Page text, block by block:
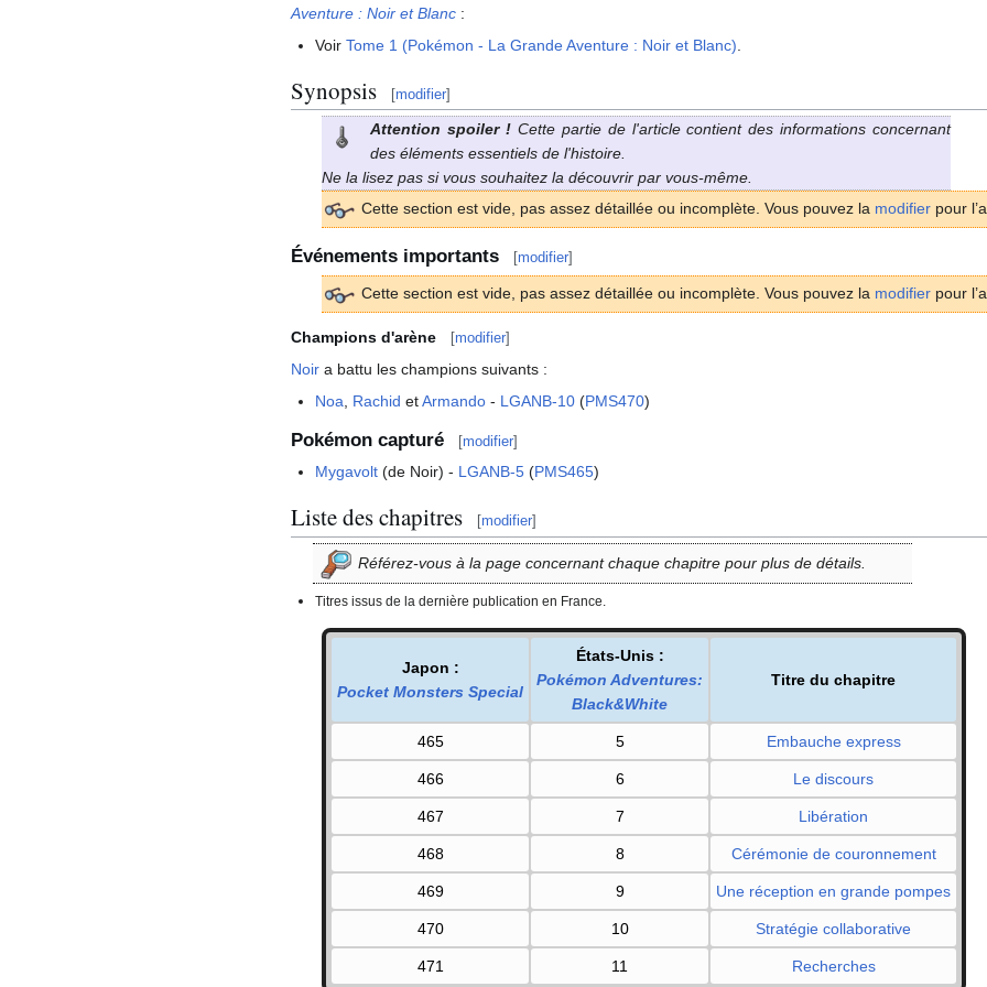
Aventure : Noir et Blanc :
VoirTome 1 (Pokémon - La Grande Aventure : Noir et Blanc)
Synopsis [modifier]
Attention spoiler !Cette partie de l'article contient des informations concernant
des éléments essentiels de l'histoire.
Ne la lisez pas si vous souhaitez la découvrir par vous-même.
Cette section est vide, pas assez détaillée ou incomplète. Vous pouvez la modifier pour
Événements importants [modifier]
Cette section est vide, pas assez détaillée ou incomplète. Vous pouvez la modifier pour
Champions d'arène [modifier]
Noir a battu les champions suivants :
Noa
Rachid etArmando - LGANB-10 (PMS470)
Pokémon capturé [modifier]
Mygavolt (de Noir) - LGANB-5 (PMS465)
Liste des chapitres [modifier]
Référez-vous à la page concernant chaque chapitre pour plus de détails.
Titres issus de la dernière publication en France.
Japon :
Pocket Monsters Special
États-Unis :
Pokémon Adventures:
Black&White
Titre du chapitre
465 5 Embauche express
466 6 Le discours
467 7 Libération
468 8 Cérémonie de couronnement
469 9 Une réception en grande pompes
470 10 Stratégie collaborative
471 11 Recherches